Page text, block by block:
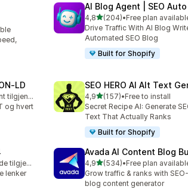
AI Blog Agent | SEO
4,8av 5 stjerner
(204)
Totalt 204 omtaler
•Free plan
Drive Traffic With AI Blog
Automated SEO Blog
Built for Shopify
Gratis abonnement tilgjengelig
og hvert
SEO HERO AI Alt Text
4,9av 5 stjerner
(157)
Totalt 157 omtaler
•Free to install
Secret Recipe AI: Generate
Text That Actually Ranks
Built for Shopify
Gratis prøveperiode tilgjengelig
lenker
Avada AI Content Blog
4,9av 5 stjerner
(534)
Totalt 534 omtaler
•Free plan
Grow traffic & ranks with
blog content generator